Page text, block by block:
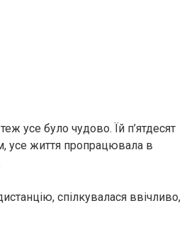
усе було чудово. Їй п’ятдесят
усе життя пропрацювала в
спілкувалася ввічливо,